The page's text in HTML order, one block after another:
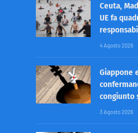
Ceuta,
UE fa
4 Agosto 2026
Giappone
congiunto
3 Agosto 2026